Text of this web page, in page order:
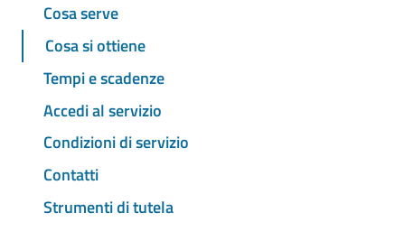
Cosa serve
Cosa si ottiene
Tempi e scadenze
Accedi al servizio
Condizioni di servizio
Contatti
Strumenti di tutela